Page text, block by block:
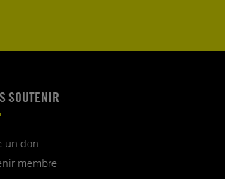
SOUTENIR
un don
membre